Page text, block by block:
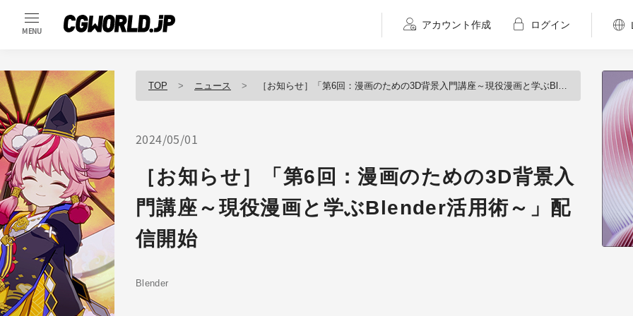
MENU
アカウント作成 ログイン
TOP ニュース ［お知らせ］「第6回：漫画のための3D背景入門講座～現役漫画と学ぶBlender活用術～」配信開始
2024/05/01
［お知らせ］「第6回：漫画のための3D背景入
門講座～現役漫画と学ぶBlender活用術～」配
信開始
Blender